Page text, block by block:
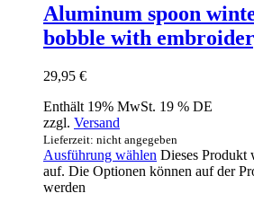
Aluminum spoon
bobble with
29,95 €
Enthält 19% MwSt. 19 % DE
zzgl. Versand
Lieferzeit: nicht angegeben
Ausführung wählen Dieses Produkt
auf. Die Optionen können auf der
werden